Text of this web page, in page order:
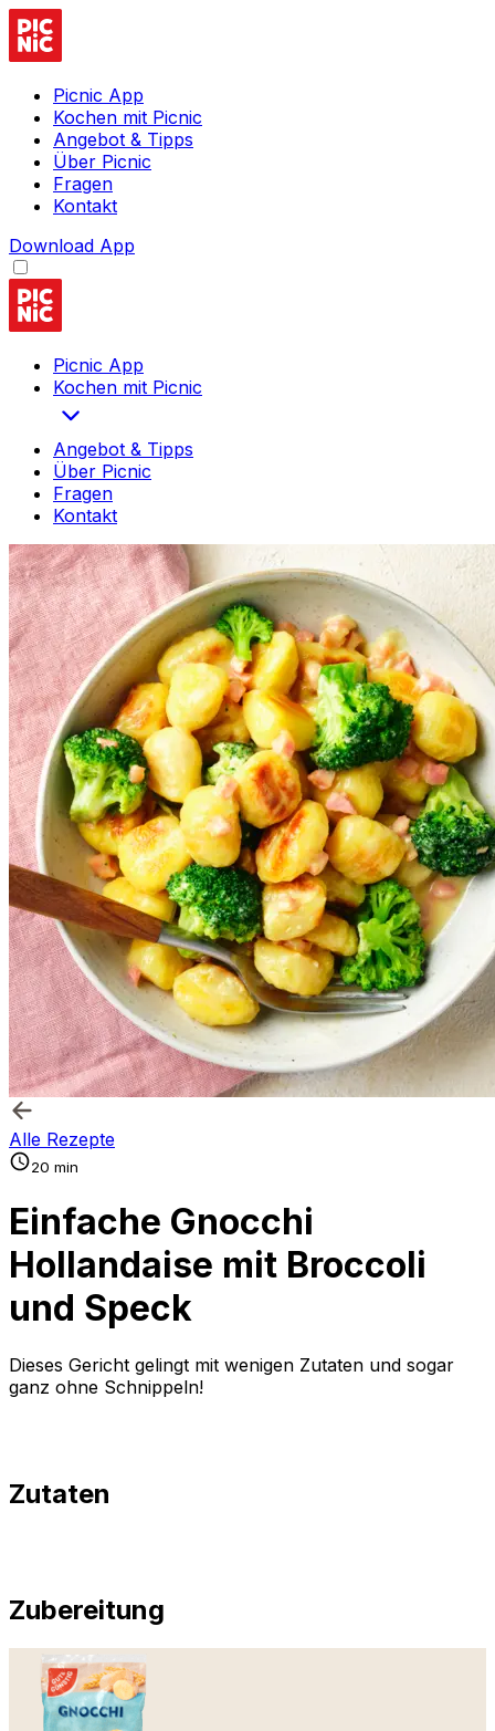
Picnic App
Kochen mit Picnic
Angebot & Tipps
Über Picnic
Fragen
Kontakt
Download App
Picnic App
Kochen mit Picnic
Angebot & Tipps
Über Picnic
Fragen
Kontakt
Alle Rezepte
20 min
Einfache Gnocchi
Hollandaise mit Broccoli
und Speck
Dieses Gericht gelingt mit wenigen Zutaten und sogar
ganz ohne Schnippeln!
Zutaten
Zubereitung